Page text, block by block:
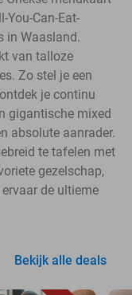
You-Can-Eat-
in Waasland.
van talloze
Zo stel je een
je continu
gigantische mixed
absolute aanrader.
te tafelen met
gezelschap,
de ultieme
Bekijk alle deals